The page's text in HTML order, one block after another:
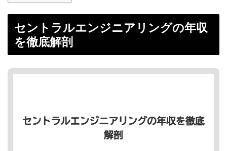
セントラルエンジニアリングの年収
を徹底解剖